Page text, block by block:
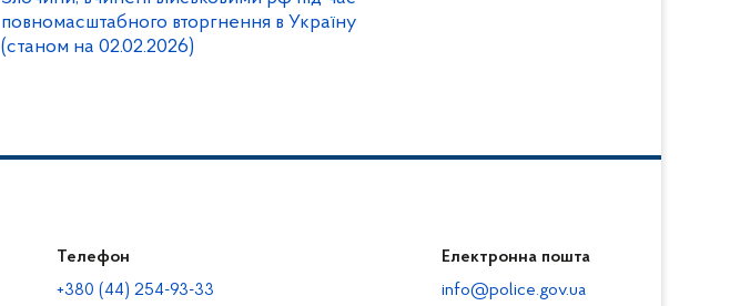
повномасштабного вторгнення в Україну
(станом на 02.02.2026)
Телефон
+380 (44) 254-93-33
Електронна пошта
info@police.gov.ua